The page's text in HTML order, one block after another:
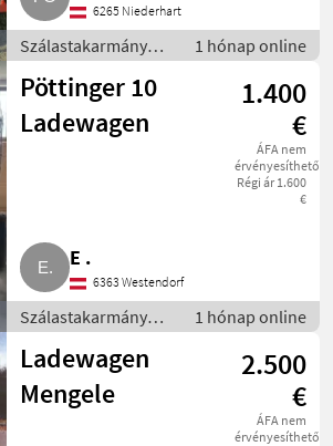
6265 Niederhart
Szálastakarmány
betakarítók /
Rendfelszedő
pótkocsi
1 hónap online
Pöttinger 10
Ladewagen
1.400
€
ÁFA nem
érvényesíthető
Régi ár 1.600
€
E .
6363 Westendorf
Szálastakarmány
betakarítók /
Rendfelszedő
pótkocsi
1 hónap online
Ladewagen
Mengele
2.500
€
ÁFA nem
érvényesíthető